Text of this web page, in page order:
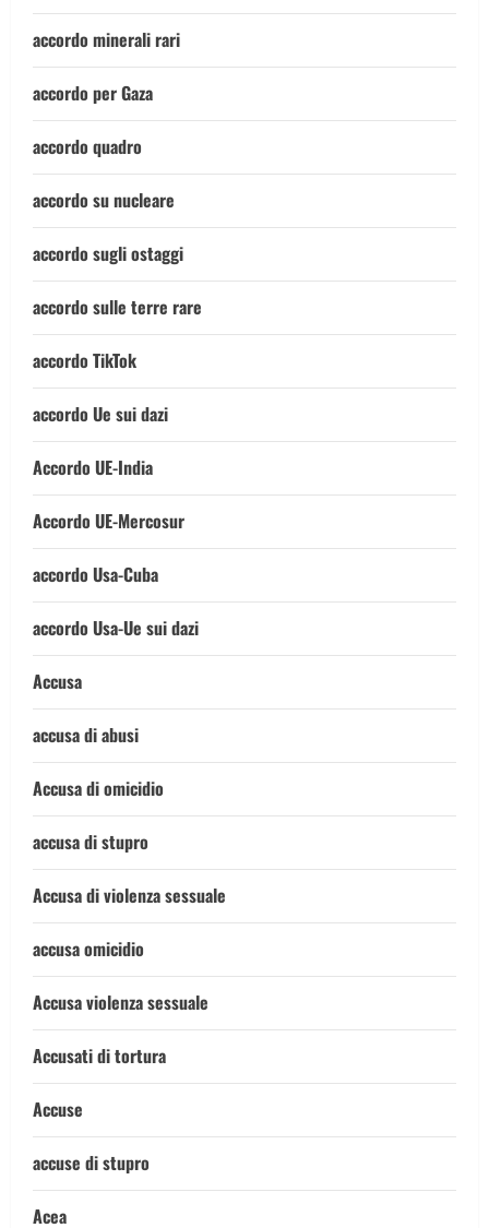
accordo minerali rari
accordo per Gaza
accordo quadro
accordo su nucleare
accordo sugli ostaggi
accordo sulle terre rare
accordo TikTok
accordo Ue sui dazi
Accordo UE-India
Accordo UE-Mercosur
accordo Usa-Cuba
accordo Usa-Ue sui dazi
Accusa
accusa di abusi
Accusa di omicidio
accusa di stupro
Accusa di violenza sessuale
accusa omicidio
Accusa violenza sessuale
Accusati di tortura
Accuse
accuse di stupro
Acea